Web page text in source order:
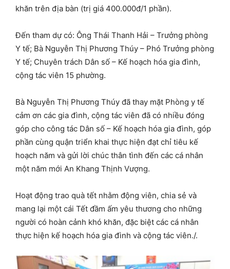
khăn trên địa bàn (trị giá 400.000đ/1 phần).
Đến tham dự có: Ông Thái Thanh Hải – Trưởng phòng
Y tế; Bà Nguyễn Thị Phương Thúy – Phó Trưởng phòng
Y tế; Chuyên trách Dân số – Kế hoạch hóa gia đình,
cộng tác viên 15 phường.
Bà Nguyễn Thị Phương Thúy đã thay mặt Phòng y tế
cảm ơn các gia đình, cộng tác viên đã có nhiều đóng
góp cho công tác Dân số – Kế hoạch hóa gia đình, góp
phần cùng quận triển khai thực hiện đạt chỉ tiêu kế
hoạch năm và gửi lời chúc thân tình đến các cá nhân
một năm mới An Khang Thịnh Vượng.
Hoạt động trao quà tết nhằm động viên, chia sẻ và
mang lại một cái Tết đầm ấm yêu thương cho những
người có hoàn cảnh khó khăn, đặc biệt các cá nhân
thực hiện kế hoạch hóa gia đình và cộng tác viên./.